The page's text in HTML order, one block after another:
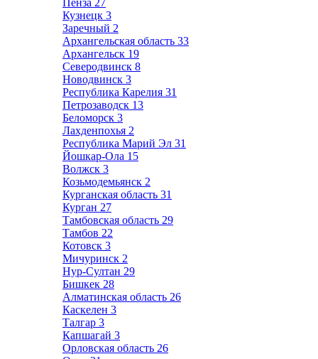
Пенза 27
Кузнецк 3
Заречный 2
Архангельская область 33
Архангельск 19
Северодвинск 8
Новодвинск 3
Республика Карелия 31
Петрозаводск 13
Беломорск 3
Лахденпохья 2
Республика Марий Эл 31
Йошкар-Ола 15
Волжск 3
Козьмодемьянск 2
Курганская область 31
Курган 27
Тамбовская область 29
Тамбов 22
Котовск 3
Мичуринск 2
Нур-Султан 29
Бишкек 28
Алматинская область 26
Каскелен 3
Талгар 3
Капшагай 3
Орловская область 26